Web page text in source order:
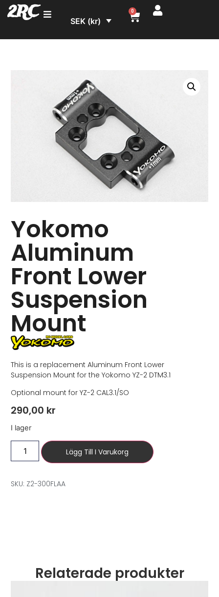
2RC SEK (kr)
0
Yokomo
Aluminum
Front Lower
Suspension
Mount
This is a replacement Aluminum Front Lower
Suspension Mount for the Yokomo YZ-2 DTM3.1
Optional mount for YZ-2 CAL3.1/SO
290,00 kr
I lager
Lägg Till I Varukorg
SKU: Z2-300FLAA
Relaterade produkter